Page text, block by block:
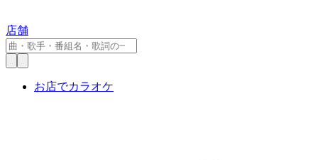
店舗
お店でカラオケ